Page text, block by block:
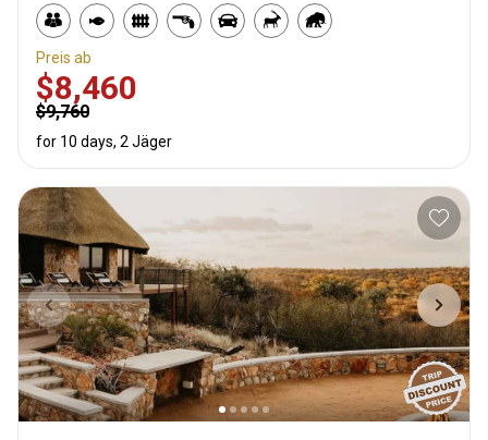
Preis ab
$8,460
$9,760
for 10 days, 2 Jäger